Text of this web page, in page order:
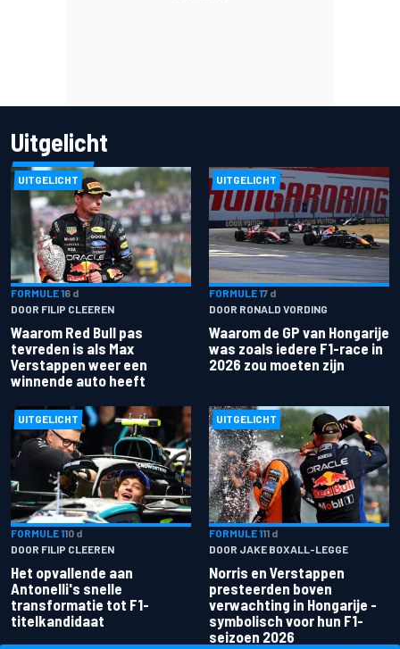
Uitgelicht
UITGELICHT
FORMULE 16 d
DOOR FILIP CLEEREN
Waarom Red Bull pas
tevreden is als Max
Verstappen weer een
winnende auto heeft
UITGELICHT
FORMULE 17 d
DOOR RONALD VORDING
Waarom de GP van Hongarije
was zoals iedere F1-race in
2026 zou moeten zijn
UITGELICHT
FORMULE 110 d
DOOR FILIP CLEEREN
Het opvallende aan
Antonelli's snelle
transformatie tot F1-
titelkandidaat
UITGELICHT
FORMULE 111 d
DOOR JAKE BOXALL-LEGGE
Norris en Verstappen
presteerden boven
verwachting in Hongarije -
symbolisch voor hun F1-
seizoen 2026